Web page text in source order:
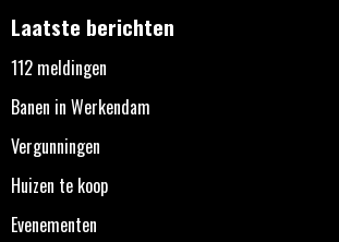
Laatste berichten
112 meldingen
Banen in Werkendam
Vergunningen
Huizen te koop
Evenementen